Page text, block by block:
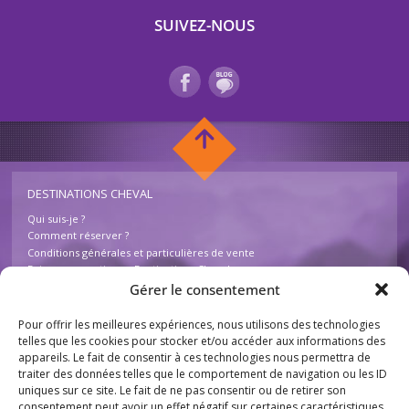
Gérer le consentement
Pour offrir les meilleures expériences, nous utilisons des technologies
telles que les cookies pour stocker et/ou accéder aux informations des
appareils. Le fait de consentir à ces technologies nous permettra de
traiter des données telles que le comportement de navigation ou les ID
uniques sur ce site. Le fait de ne pas consentir ou de retirer son
SUIVEZ-NOUS
DESTINATIONS CHEVAL
Qui suis-je ?
Comment réserver ?
Conditions générales et particulières de vente
Foire aux questions – Destinations Cheval
INFOS
Mentions légales
Plan du site
Destinations Cheval